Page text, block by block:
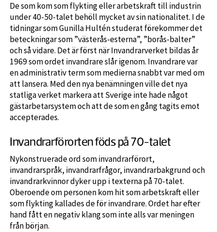
De som kom som flykting eller arbetskraft till industrin
under 40-50-talet behöll mycket av sin nationalitet. I de
tidningar som Gunilla Hultén studerat förekommer det
beteckningar som ”västerås-esterna”, ”borås-balter”
och så vidare. Det är först när Invandrarverket bildas år
1969 som ordet invandrare slår igenom. Invandrare var
en administrativ term som medierna snabbt var med om
att lansera. Med den nya benämningen ville det nya
statliga verket markera att Sverige inte hade något
gästarbetarsystem och att de som en gång tagits emot
accepterades.
Invandrarförorten föds på 70-talet
Nykonstruerade ord som invandrarförort,
invandrarspråk, invandrarfrågor, invandrarbakgrund och
invandrarkvinnor dyker upp i texterna på 70-talet.
Oberoende om personen kom hit som arbetskraft eller
som flykting kallades de för invandrare. Ordet har efter
hand fått en negativ klang som inte alls var meningen
från början.